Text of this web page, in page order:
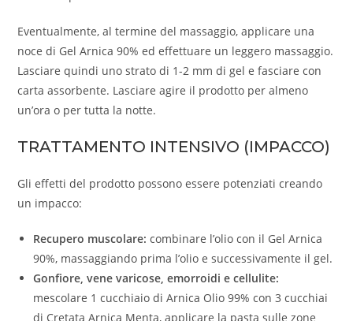
Eventualmente, al termine del massaggio, applicare una
noce di Gel Arnica 90% ed effettuare un leggero massaggio.
Lasciare quindi uno strato di 1-2 mm di gel e fasciare con
carta assorbente. Lasciare agire il prodotto per almeno
un’ora o per tutta la notte.
TRATTAMENTO INTENSIVO (IMPACCO)
Gli effetti del prodotto possono essere potenziati creando
un impacco:
Recupero muscolare: combinare l’olio con il Gel Arnica
90%, massaggiando prima l’olio e successivamente il gel.
Gonfiore, vene varicose, emorroidi e cellulite:
mescolare 1 cucchiaio di Arnica Olio 99% con 3 cucchiai
di Cretata Arnica Menta, applicare la pasta sulle zone